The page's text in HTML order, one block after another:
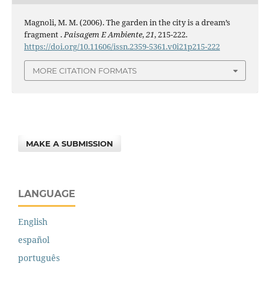
Magnoli, M. M. (2006). The garden in the city is a dream’s
fragment .Paisagem E Ambiente,21, 215-222.
https://doi.org/10.11606/issn.2359-5361.v0i21p215-222
MORE CITATION FORMATS
MAKE A SUBMISSION
LANGUAGE
English
español
português